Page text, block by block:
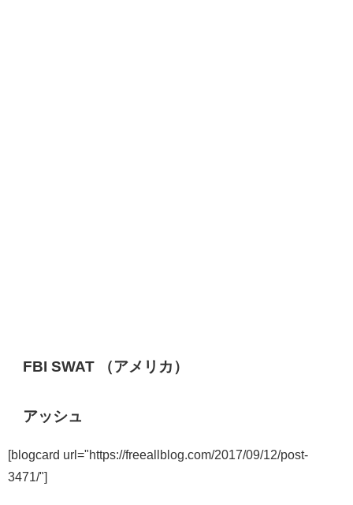
FBI SWAT （アメリカ）
アッシュ
[blogcard url="https://freeallblog.com/2017/09/12/post-
3471/"]